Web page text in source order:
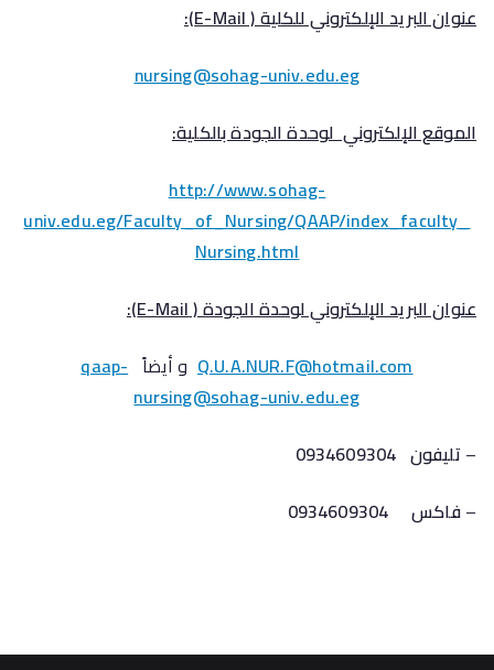
عنوان البريد الإلكتروني للكلية (E-Mail
):
nursing@sohag-univ.edu.eg
الموقع الإلكتروني لوحدة الجودة بالكلية:
http://www.sohag-
univ.edu.eg/Faculty_of_Nursing/QAAP/index_faculty_
Nursing.html
عنوان البريد الإلكتروني لوحدة الجودة (E-Mail
):
Q.U.A.NUR.F@hotmail.com و أيضاًqaap-
nursing@sohag-univ.edu.eg
–تليفون 0934609304
–فاكس 0934609304